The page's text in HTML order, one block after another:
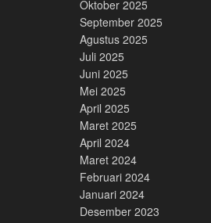
Oktober 2025
September 2025
Agustus 2025
Juli 2025
Juni 2025
Mei 2025
April 2025
Maret 2025
April 2024
Maret 2024
Februari 2024
Januari 2024
Desember 2023